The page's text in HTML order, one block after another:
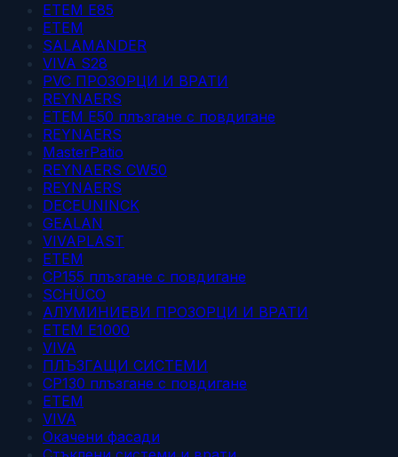
ETEM E85
ETEM
SALAMANDER
VIVA S28
PVC ПРОЗОРЦИ И ВРАТИ
REYNAERS
ETEM E50 плъзгане с повдигане
REYNAERS
MasterPatio
REYNAERS CW50
REYNAERS
DECEUNINCK
GEALAN
VIVAPLAST
ETEM
CP155 плъзгане с повдигане
SCHÜCO
АЛУМИНИЕВИ ПРОЗОРЦИ И ВРАТИ
ETEM E1000
VIVA
ПЛЪЗГАЩИ СИСТЕМИ
CP130 плъзгане с повдигане
ЕТЕМ
VIVA
Окачени фасади